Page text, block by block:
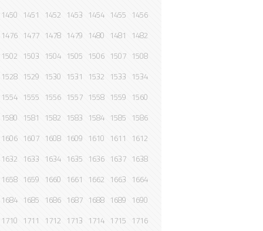
1450 1451 1452 1453 1454 1455 1456
1476 1477 1478 1479 1480 1481 1482
1502 1503 1504 1505 1506 1507 1508
1528 1529 1530 1531 1532 1533 1534
1554 1555 1556 1557 1558 1559 1560
1580 1581 1582 1583 1584 1585 1586
1606 1607 1608 1609 1610 1611 1612
1632 1633 1634 1635 1636 1637 1638
1658 1659 1660 1661 1662 1663 1664
1684 1685 1686 1687 1688 1689 1690
1710 1711 1712 1713 1714 1715 1716